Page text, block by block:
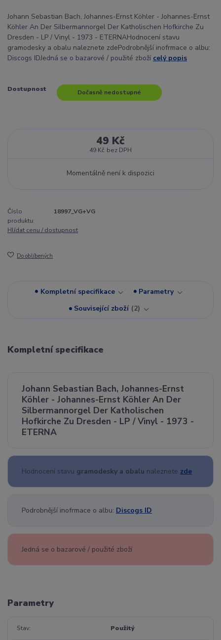
Johann Sebastian Bach, Johannes-Ernst Köhler - Johannes-Ernst
Köhler An Der Silbermannorgel Der Katholischen Hofkirche Zu
Dresden - LP / Vinyl - 1973 - ETERNAHodnocení stavu
gramodesky a obalu naleznete zdePodrobnější inofrmace o albu:
Discogs IDJedná se o bazarové / použité zboží celý popis
Dostupnost Dočasně nedostupné
49 Kč
49 Kč bez DPH
Momentálně není k dispozici
Číslo
produktu:
18997_VG+VG
Hlídat cenu / dostupnost
Do oblíbených
Kompletní specifikace
Parametry
Související zboží 2
Kompletní specifikace
Johann Sebastian Bach, Johannes-Ernst
Köhler - Johannes-Ernst Köhler An Der
Silbermannorgel Der Katholischen
Hofkirche Zu Dresden - LP / Vinyl - 1973 -
ETERNA
Hodnocení stavu gramodesky a obalu naleznete zde
Podrobnější inofrmace o albu: Discogs ID
Jedná se o bazarové / použité zboží
Parametry
Stav Použitý